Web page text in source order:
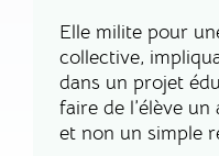
Elle milite pour
collective,
dans un projet
faire de l’élève
et non un simple